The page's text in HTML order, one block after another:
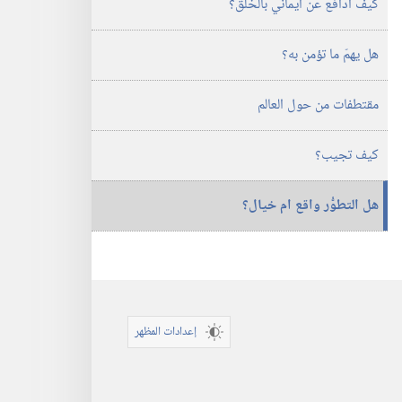
كيف ادافع عن ايماني بالخَلق؟‏
هل يهمّ ما تؤمن به؟‏
مقتطفات من حول العالم
كيف تجيب؟‏
هل التطوُّر واقع ام خيال؟‏
إعدادات المظهر